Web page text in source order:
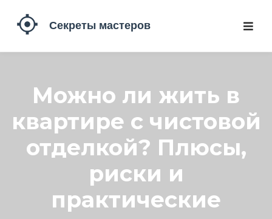
Можно ли жить в
квартире с чистовой
отделкой? Плюсы,
риски и
практические